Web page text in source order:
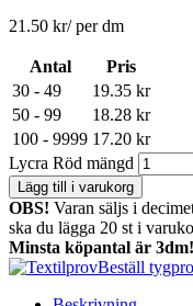
21.50 kr/ per dm
Antal
Pris
30 - 49
19.35 kr
50 - 99
18.28 kr
100 - 9999 17.20 kr
Lycra Röd mängd
Lägg till i varukorg
OBS! Varan säljs i
ska du lägga 20 st i
Minsta köpantal är 3dm!
Beställ